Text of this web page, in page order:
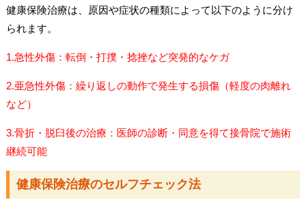
健康保険治療は、原因や症状の種類によって以下のように分け
られます。
1.急性外傷：転倒・打撲・捻挫など突発的なケガ
2.亜急性外傷：繰り返しの動作で発生する損傷（軽度の肉離れ
など）
3.骨折・脱臼後の治療：医師の診断・同意を得て接骨院で施術
継続可能
健康保険治療のセルフチェック法